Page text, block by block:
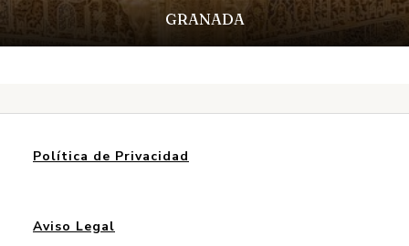
GRANADA
Política de Privacidad
Aviso Legal